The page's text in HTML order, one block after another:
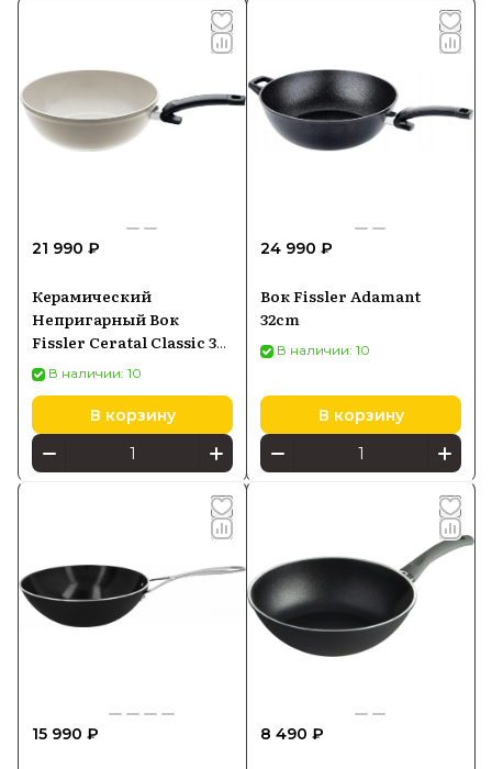
21 990 ₽
Керамический
Непригарный Вок
Fissler Ceratal Classic 30
Cm (100820301000)
В наличии: 10
В корзину
24 990 ₽
Вок Fissler Adamant
32cm
В наличии: 10
В корзину
15 990 ₽ 8 490 ₽